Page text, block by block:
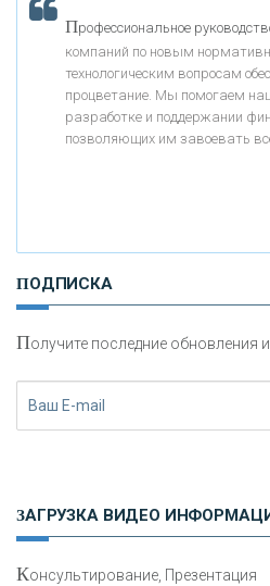
«БАНК ВОЗРОЖДЕНИЕ»
АО «КРЕДИТ ЕВРОПА
«НАЦИОНАЛЬНЫЙ
«ФК ОТКРЫТИЕ»
Профессиональное
компаний по новым
технологическим вопросам
процветание. Мы помогаем
разработке и поддержании
позволяющих им завоевать
ПОДПИСКА
Получите последние обновления
ЗАГРУЗКА ВИДЕО
Консультирование, Презентация